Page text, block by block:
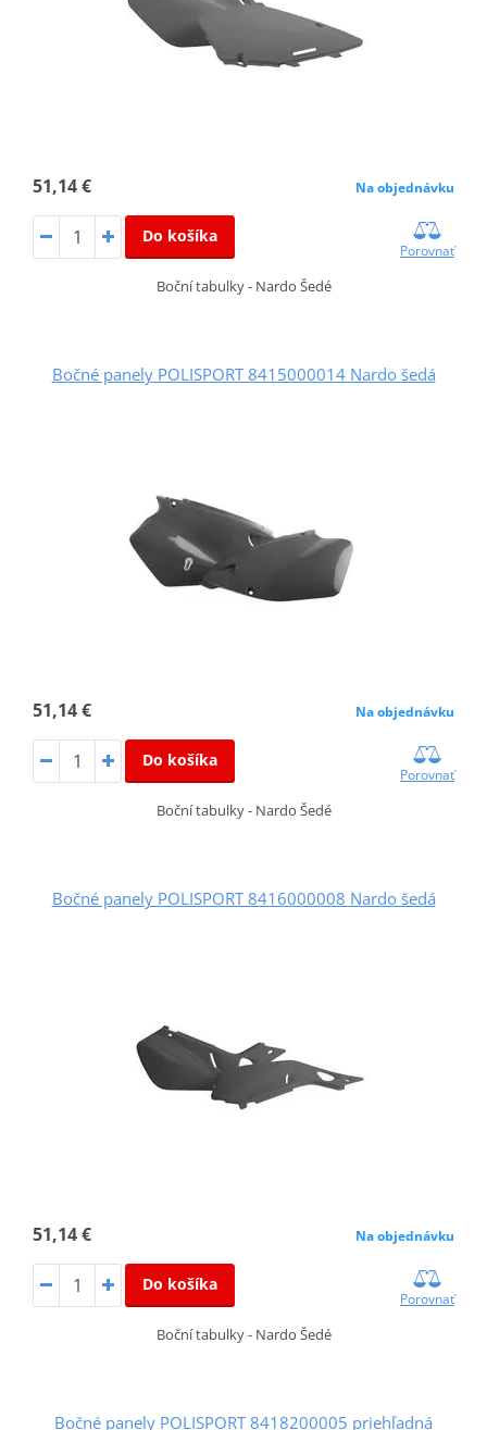
51,14 € Na objednávku
Do košíka
Porovnať
Boční tabulky - Nardo Šedé
Bočné panely POLISPORT 8415000014 Nardo šedá
51,14 € Na objednávku
Do košíka
Porovnať
Boční tabulky - Nardo Šedé
Bočné panely POLISPORT 8416000008 Nardo šedá
51,14 € Na objednávku
Do košíka
Porovnať
Boční tabulky - Nardo Šedé
Bočné panely POLISPORT 8418200005 priehľadná